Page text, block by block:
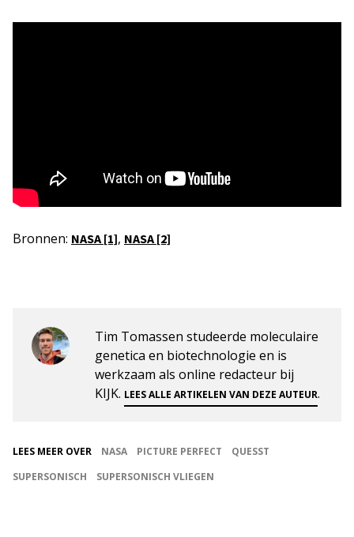
Bronnen: NASA [1], NASA [2]
Tim Tomassen studeerde moleculaire
genetica en biotechnologie en is
werkzaam als online redacteur bij
KIJK. LEES ALLE ARTIKELEN VAN DEZE AUTEUR.
LEES MEER OVER NASA PICTURE PERFECT
QUESST
SUPERSONISCH
SUPERSONISCH VLIEGEN